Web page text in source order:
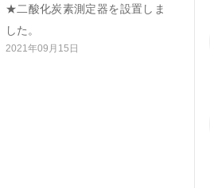
★二酸化炭素測定器を設置しま
した。
2021年09月15日